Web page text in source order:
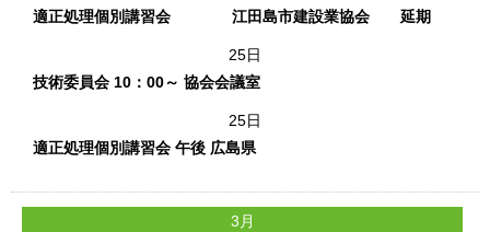
適正処理個別講習会 江田島市建設業協会 延期
25日
技術委員会 10：00～ 協会会議室
25日
適正処理個別講習会 午後 広島県
3月